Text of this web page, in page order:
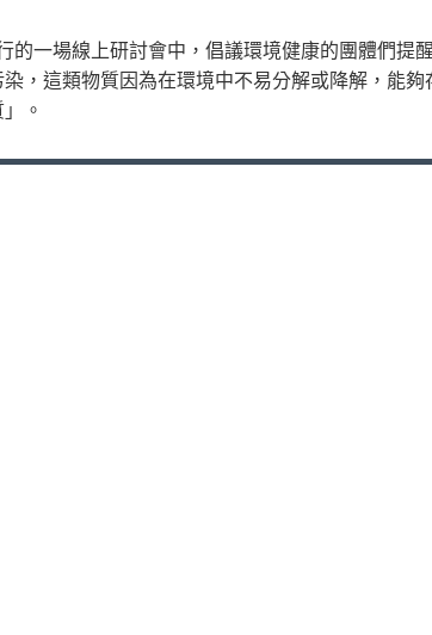
的一場線上研討會中，倡議環境健康的團體們提
，這類物質因為在環境中不易分解或降解，能
。